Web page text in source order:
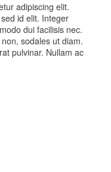
adipiscing elit.
id elit. Integer
dui facilisis nec.
sodales ut diam.
pulvinar. Nullam ac